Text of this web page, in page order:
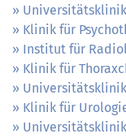
Klinik für
Institut für
Klinik für
Klinik für